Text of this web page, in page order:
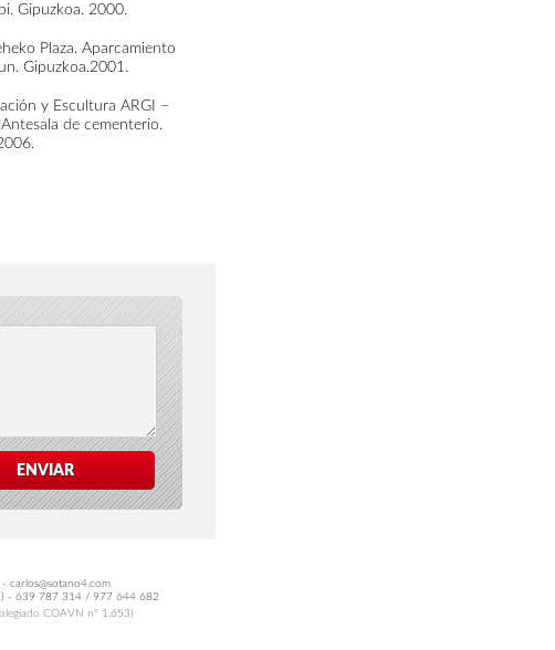
Gipuzkoa. 2000.
Plaza. Aparcamiento
Gipuzkoa.2001.
y Escultura ARGI –
de cementerio.
ENVIAR
carlos@sotano4.com
- 639 787 314 / 977 644 682
COAVN nº 1.653)